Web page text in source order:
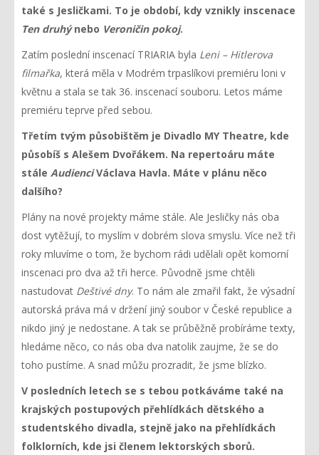
také s Jesličkami. To je období, kdy vznikly inscenace
Ten druhýnebo Veroničin pokoj.
Zatím poslední inscenací TRIARIA byla Leni – Hitlerova
filmařka, která měla v Modrém trpaslíkovi premiéru loni v
květnu a stala se tak 36. inscenací souboru. Letos máme
premiéru teprve před sebou.
Třetím tvým působištěm je Divadlo MY Theatre, kde
působíš s Alešem Dvořákem. Na repertoáru máte
stále Audienci Václava Havla. Máte v plánu něco
dalšího?
Plány na nové projekty máme stále. Ale Jesličky nás oba
dost vytěžují, to myslím v dobrém slova smyslu. Více než tři
roky mluvíme o tom, že bychom rádi udělali opět komorní
inscenaci pro dva až tři herce. Původně jsme chtěli
nastudovat Deštivé dny. To nám ale zmařil fakt, že výsadní
autorská práva má v držení jiný soubor v České republice a
nikdo jiný je nedostane. A tak se průběžně probíráme texty,
hledáme něco, co nás oba dva natolik zaujme, že se do
toho pustíme. A snad můžu prozradit, že jsme blízko.
V posledních letech se s tebou potkáváme také na
krajských postupových přehlídkách dětského a
studentského divadla, stejně jako na přehlídkách
folklorních, kde jsi členem lektorských sborů.